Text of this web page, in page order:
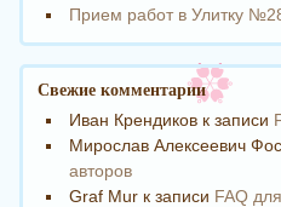
Прием работ в Улитку
Свежие комментарии
Иван Крендиков к записи
Мирослав Алексеевич
авторов
Graf Mur к записи FAQ